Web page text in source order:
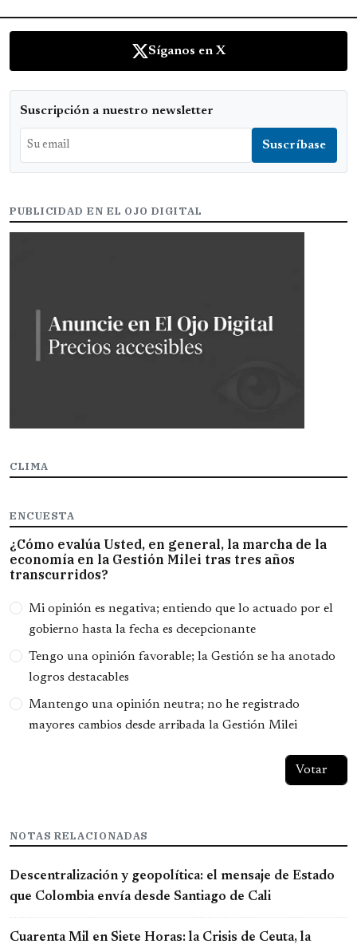
Síganos en X
Suscripción a nuestro newsletter
PUBLICIDAD EN EL OJO DIGITAL
CLIMA
ENCUESTA
¿Cómo evalúa Usted, en general, la marcha de la
economía en la Gestión Milei tras tres años
transcurridos?
Opciones
Mi opinión es negativa; entiendo que lo actuado por el
gobierno hasta la fecha es decepcionante
Tengo una opinión favorable; la Gestión se ha anotado
logros destacables
Mantengo una opinión neutra; no he registrado
mayores cambios desde arribada la Gestión Milei
NOTAS RELACIONADAS
Descentralización y geopolítica: el mensaje de Estado
que Colombia envía desde Santiago de Cali
Cuarenta Mil en Siete Horas: la Crisis de Ceuta, la